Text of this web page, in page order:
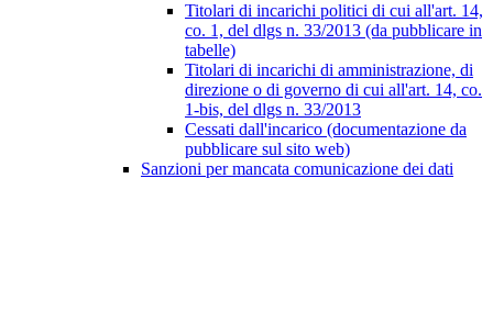
Titolari di incarichi politici di cui all'art. 14,
co. 1, del dlgs n. 33/2013 (da pubblicare in
tabelle)
Titolari di incarichi di amministrazione, di
direzione o di governo di cui all'art. 14, co.
1-bis, del dlgs n. 33/2013
Cessati dall'incarico (documentazione da
pubblicare sul sito web)
Sanzioni per mancata comunicazione dei dati